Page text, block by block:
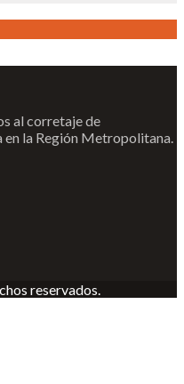
al corretaje de
la Región Metropolitana.
reservados.